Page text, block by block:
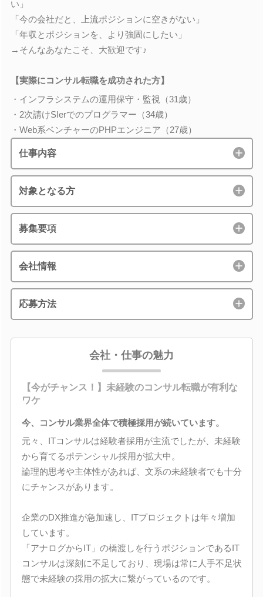
い」
「今の会社だと、上流ポジションに空きがない」
「年収とポジションを、より強固にしたい」
→そんなあなたこそ、大歓迎です♪
【実際にコンサル転職を成功された方】
・インフラシステムの運用保守・監視（31歳）
・2次請けSIerでのプログラマー（34歳）
・Web系ベンチャーのPHPエンジニア（27歳）
仕事内容
対象となる方
募集要項
会社情報
応募方法
会社・仕事の魅力
【今がチャンス！】未経験のコンサル転職が有利な
ワケ
今、コンサル業界全体で積極採用が続いています。
元々、ITコンサルは経験者採用が主流でしたが、未経験
から育てるポテンシャル採用が拡大中。
論理的思考や主体性があれば、文系の未経験者でも十分
にチャンスがあります。
企業のDX推進が急加速し、ITプロジェクトは年々増加
しています。
「アナログからIT」の橋渡しを行うポジションであるIT
コンサルは深刻に不足しており、現場は常に人手不足状
態で未経験の採用の拡大に繋がっているのです。